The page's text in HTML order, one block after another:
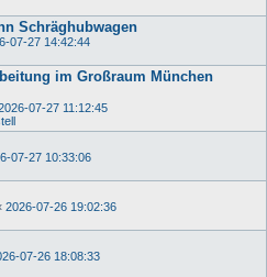
Schräghubwagen
07-27 14:42:44
im Großraum München
07-27 11:12:45
07-27 10:33:06
2026-07-26 19:02:36
07-26 18:08:33